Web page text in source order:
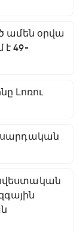
ամեն օրվա
է 49-
Լոռու